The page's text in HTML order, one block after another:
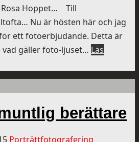
Rosa Hoppet… Till
Nu är hösten här och jag
ett fotoerbjudande. Detta är
gäller foto-ljuset… Läs
berättare
Porträttfotografering